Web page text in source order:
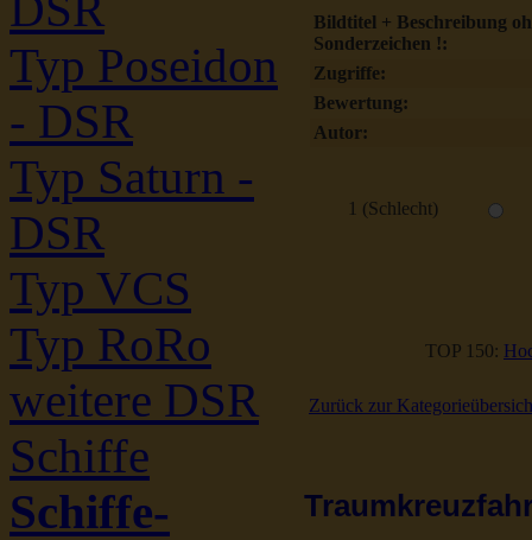
Typ Poseidon
- DSR
Typ Saturn -
DSR
Typ VCS
Typ RoRo
weitere DSR
Schiffe
Schiffe-
Bildtitel + Beschreibung
Sonderzeichen !:
Zugriffe:
Bewertung:
Autor:
1 (Schlecht)
TOP 150:
Zurück zur